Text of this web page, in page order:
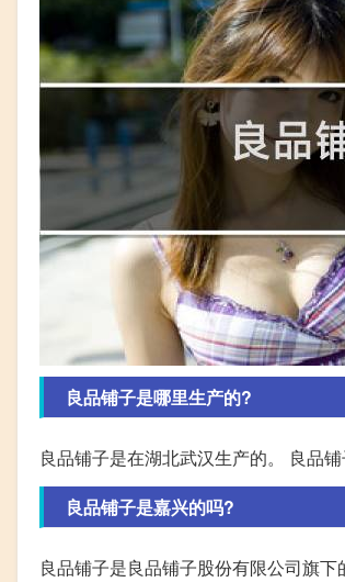
良品铺子是哪里生产的?
良品铺子是在湖北武汉生产的。 良品铺
良品铺子是嘉兴的吗?
良品铺子是良品铺子股份有限公司旗